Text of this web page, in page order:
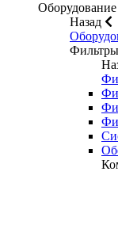
Оборудование
Назад